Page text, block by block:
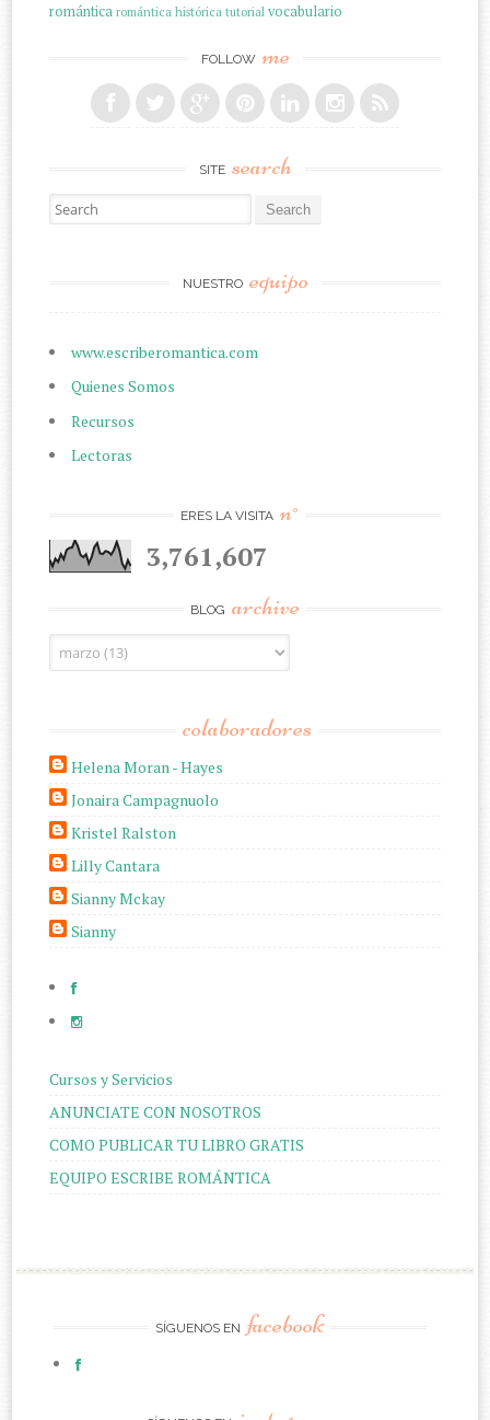
romántica romántica histórica tutorial vocabulario
FOLLOW me
SITE search
Search for:
NUESTRO equipo
www.escriberomantica.com
Quienes Somos
Recursos
Lectoras
ERES LA VISITA n°
3,761,607
BLOG archive
colaboradores
Helena Moran - Hayes
Jonaira Campagnuolo
Kristel Ralston
Lilly Cantara
Sianny Mckay
Sianny
Cursos y Servicios
ANUNCIATE CON NOSOTROS
COMO PUBLICAR TU LIBRO GRATIS
EQUIPO ESCRIBE ROMÁNTICA
SÍGUENOS EN facebook